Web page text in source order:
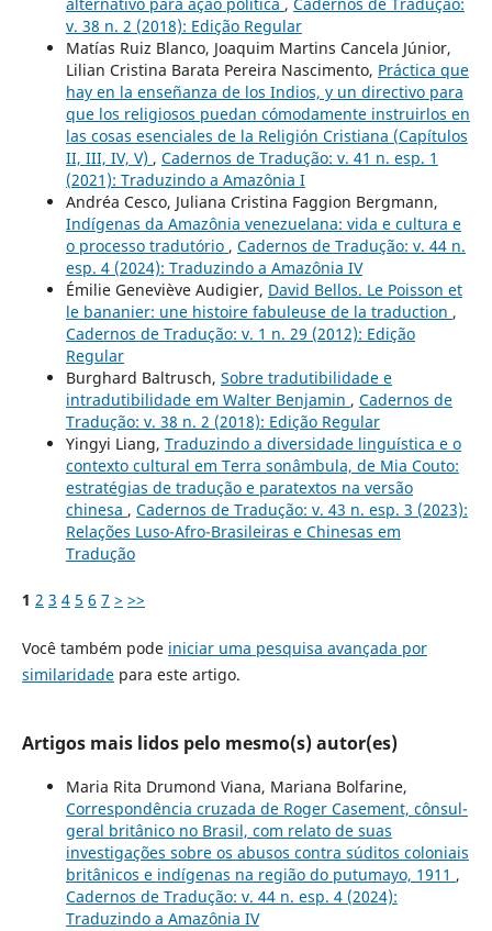
v. 38 n. 2 (2018): Edição Regular
Matías Ruiz Blanco, Joaquim Martins Cancela Júnior,
Lilian Cristina Barata Pereira Nascimento, Práctica que
hay en la enseñanza de los Indios, y un directivo para
que los religiosos puedan cómodamente instruirlos en
las cosas esenciales de la Religión Cristiana (Capítulos
II, III, IV, V) , Cadernos de Tradução: v. 41 n. esp. 1
(2021): Traduzindo a Amazônia I
Andréa Cesco, Juliana Cristina Faggion Bergmann,
Indígenas da Amazônia venezuelana: vida e cultura e
o processo tradutório , Cadernos de Tradução: v. 44 n.
esp. 4 (2024): Traduzindo a Amazônia IV
Émilie Geneviève Audigier, David Bellos. Le Poisson et
le bananier: une histoire fabuleuse de la traduction ,
Cadernos de Tradução: v. 1 n. 29 (2012): Edição
Regular
Burghard Baltrusch, Sobre tradutibilidade e
intradutibilidade em Walter Benjamin , Cadernos de
Tradução: v. 38 n. 2 (2018): Edição Regular
Yingyi Liang, Traduzindo a diversidade linguística e o
contexto cultural em Terra sonâmbula, de Mia Couto:
estratégias de tradução e paratextos na versão
chinesa , Cadernos de Tradução: v. 43 n. esp. 3 (2023):
Relações Luso-Afro-Brasileiras e Chinesas em
Tradução
1 2 3 4 5 6 7 > >>
Você também pode iniciar uma pesquisa avançada por
similaridadepara este artigo.
Artigos mais lidos pelo mesmo(s) autor(es)
Maria Rita Drumond Viana, Mariana Bolfarine,
Correspondência cruzada de Roger Casement, cônsul-
geral britânico no Brasil, com relato de suas
investigações sobre os abusos contra súditos coloniais
britânicos e indígenas na região do putumayo, 1911 ,
Cadernos de Tradução: v. 44 n. esp. 4 (2024):
Traduzindo a Amazônia IV